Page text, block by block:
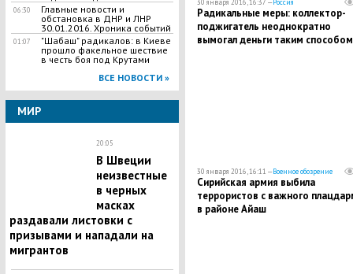
06:30
Главные новости и
обстановка в ДНР и ЛНР
30.01.2016. Хроника событий
01:07
"Шабаш" радикалов: в Киеве
прошло факельное шествие
в честь боя под Крутами
ВСЕ НОВОСТИ »
МИР
20:05
В Швеции
неизвестные
в черных
масках
раздавали листовки с
призывами и нападали на
мигрантов
Радикальные меры: коллектор-
поджигатель неоднократно
вымогал деньги таким способом
30 января 2016, 16:11 —Военное обозрение
Сирийская армия выбила
террористов с важного
в районе Айаш